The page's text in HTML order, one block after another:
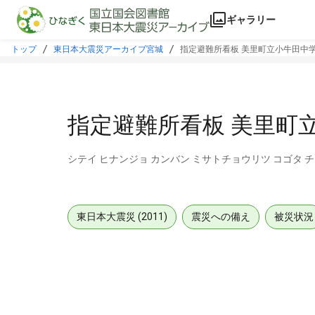
本文に飛ぶ
ギャラリー
トップ 東日本大震災アーカイブ宮城 指定避難所看板 美里町立小牛田中
指定避難所看板 美里町
シテイ ヒナンジョ カンバン ミサトチョウリツ コゴタ
東日本大震災 (2011) 震災への備え 被災状況